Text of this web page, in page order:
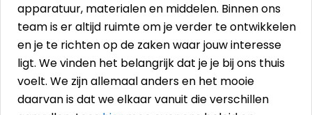
apparatuur, materialen en middelen. Binnen ons
team is er altijd ruimte om je verder te ontwikkelen
en je te richten op de zaken waar jouw interesse
ligt. We vinden het belangrijk dat je je bij ons thuis
voelt. We zijn allemaal anders en het mooie
daarvan is dat we elkaar vanuit die verschillen